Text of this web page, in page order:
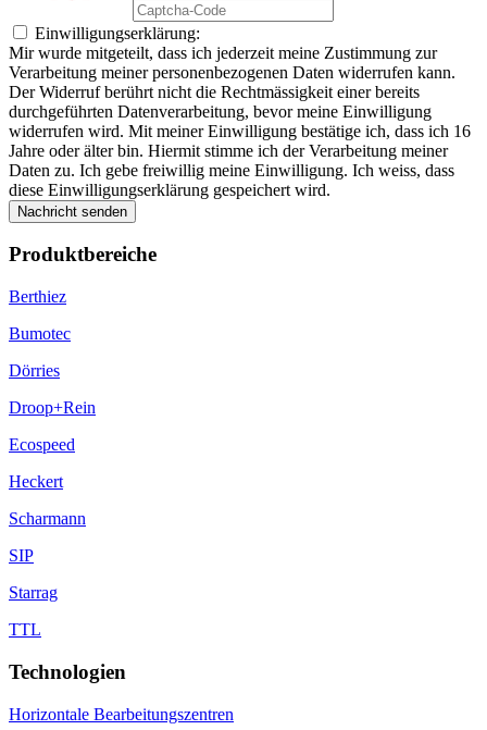
Einwilligungserklärung:
Mir wurde mitgeteilt, dass ich jederzeit meine Zustimmung zur
Verarbeitung meiner personenbezogenen Daten widerrufen kann.
Der Widerruf berührt nicht die Rechtmässigkeit einer bereits
durchgeführten Datenverarbeitung, bevor meine Einwilligung
widerrufen wird. Mit meiner Einwilligung bestätige ich, dass ich 16
Jahre oder älter bin. Hiermit stimme ich der Verarbeitung meiner
Daten zu. Ich gebe freiwillig meine Einwilligung. Ich weiss, dass
diese Einwilligungserklärung gespeichert wird.
Nachricht senden
Produktbereiche
Berthiez
Bumotec
Dörries
Droop+Rein
Ecospeed
Heckert
Scharmann
SIP
Starrag
TTL
Technologien
Horizontale Bearbeitungszentren